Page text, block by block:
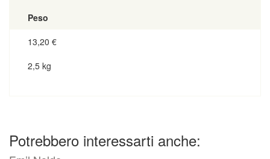
Peso
13,20 €
2,5 kg
Potrebbero interessarti anche: